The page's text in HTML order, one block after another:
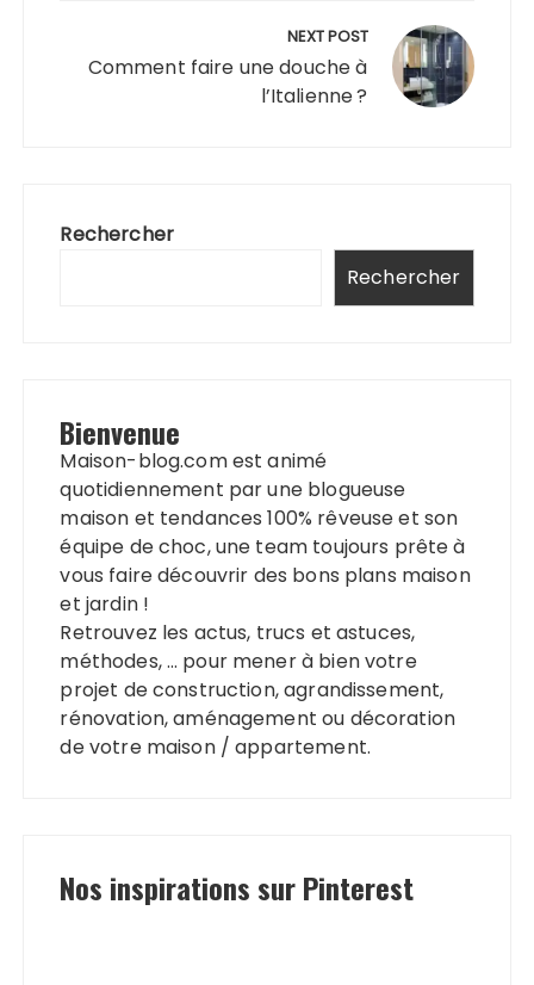
NEXT POST
Comment faire une douche à
l’Italienne ?
Rechercher
Rechercher
Bienvenue
Maison-blog.com est animé
quotidiennement par une blogueuse
maison et tendances 100% rêveuse et son
équipe de choc, une team toujours prête à
vous faire découvrir des bons plans maison
et jardin !
Retrouvez les actus, trucs et astuces,
méthodes, … pour mener à bien votre
projet de construction, agrandissement,
rénovation, aménagement ou décoration
de votre maison / appartement.
Nos inspirations sur Pinterest